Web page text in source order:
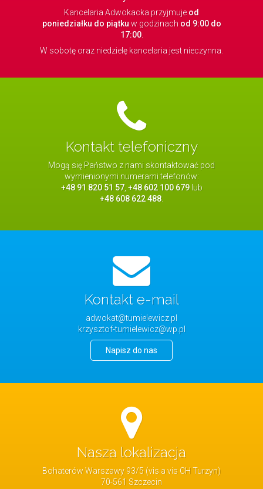
Kancelaria Adwokacka przyjmujeod
poniedziałku do piątkuw godzinach od 9:00 do
17:00.
W sobotę oraz niedzielę kancelaria jest nieczynna.
Kontakt telefoniczny
Mogą się Państwo z nami skontaktować pod
wymienionymi numerami telefonów:
+48 91 820 51 57, +48 602 100 679lub
+48 608 622 488
Kontakt e-mail
adwokat@tumielewicz.pl
krzysztof-tumielewicz@wp.pl
Napisz do nas
Nasza lokalizacja
Bohaterów Warszawy 93/5 (vis a vis CH Turzyn)
70-561 Szczecin